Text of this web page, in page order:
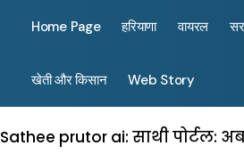
Home Page हरियाणा वायरल
खेती और किसान Web Story
Sathee prutor ai: साथी पोर्टल: